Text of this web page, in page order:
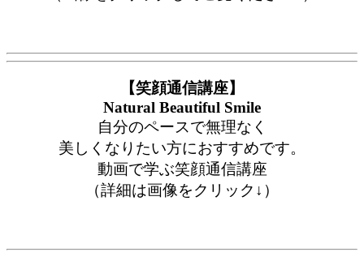
【笑顔通信講座】
Natural Beautiful Smile
自分のペースで無理なく
美しくなりたい方におすすめです。
動画で学ぶ笑顔通信講座
（詳細は画像をクリック↓）